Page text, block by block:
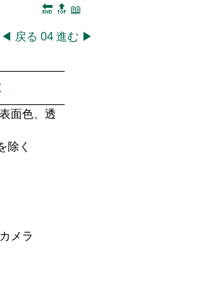
🔚 🔝 📖
◀ 戻る 04進む ▶
面色、透
除く
メラ